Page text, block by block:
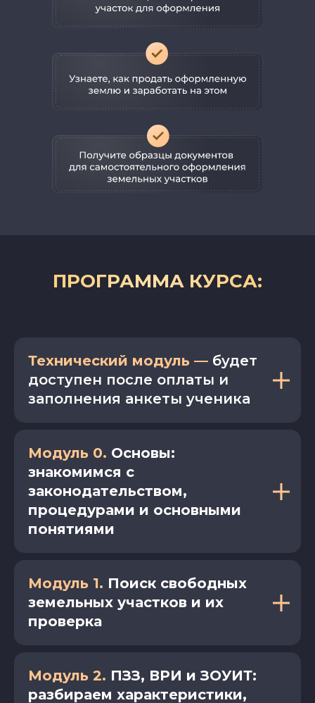
ПРОГРАММА КУРСА:
Технический модуль — будет
доступен после оплаты и
заполнения анкеты ученика
Модуль 0. Основы:
знакомимся с
законодательством,
процедурами и основными
понятиями
Модуль 1. Поиск свободных
земельных участков и их
проверка
Модуль 2. ПЗЗ, ВРИ и ЗОУИТ:
разбираем характеристики,